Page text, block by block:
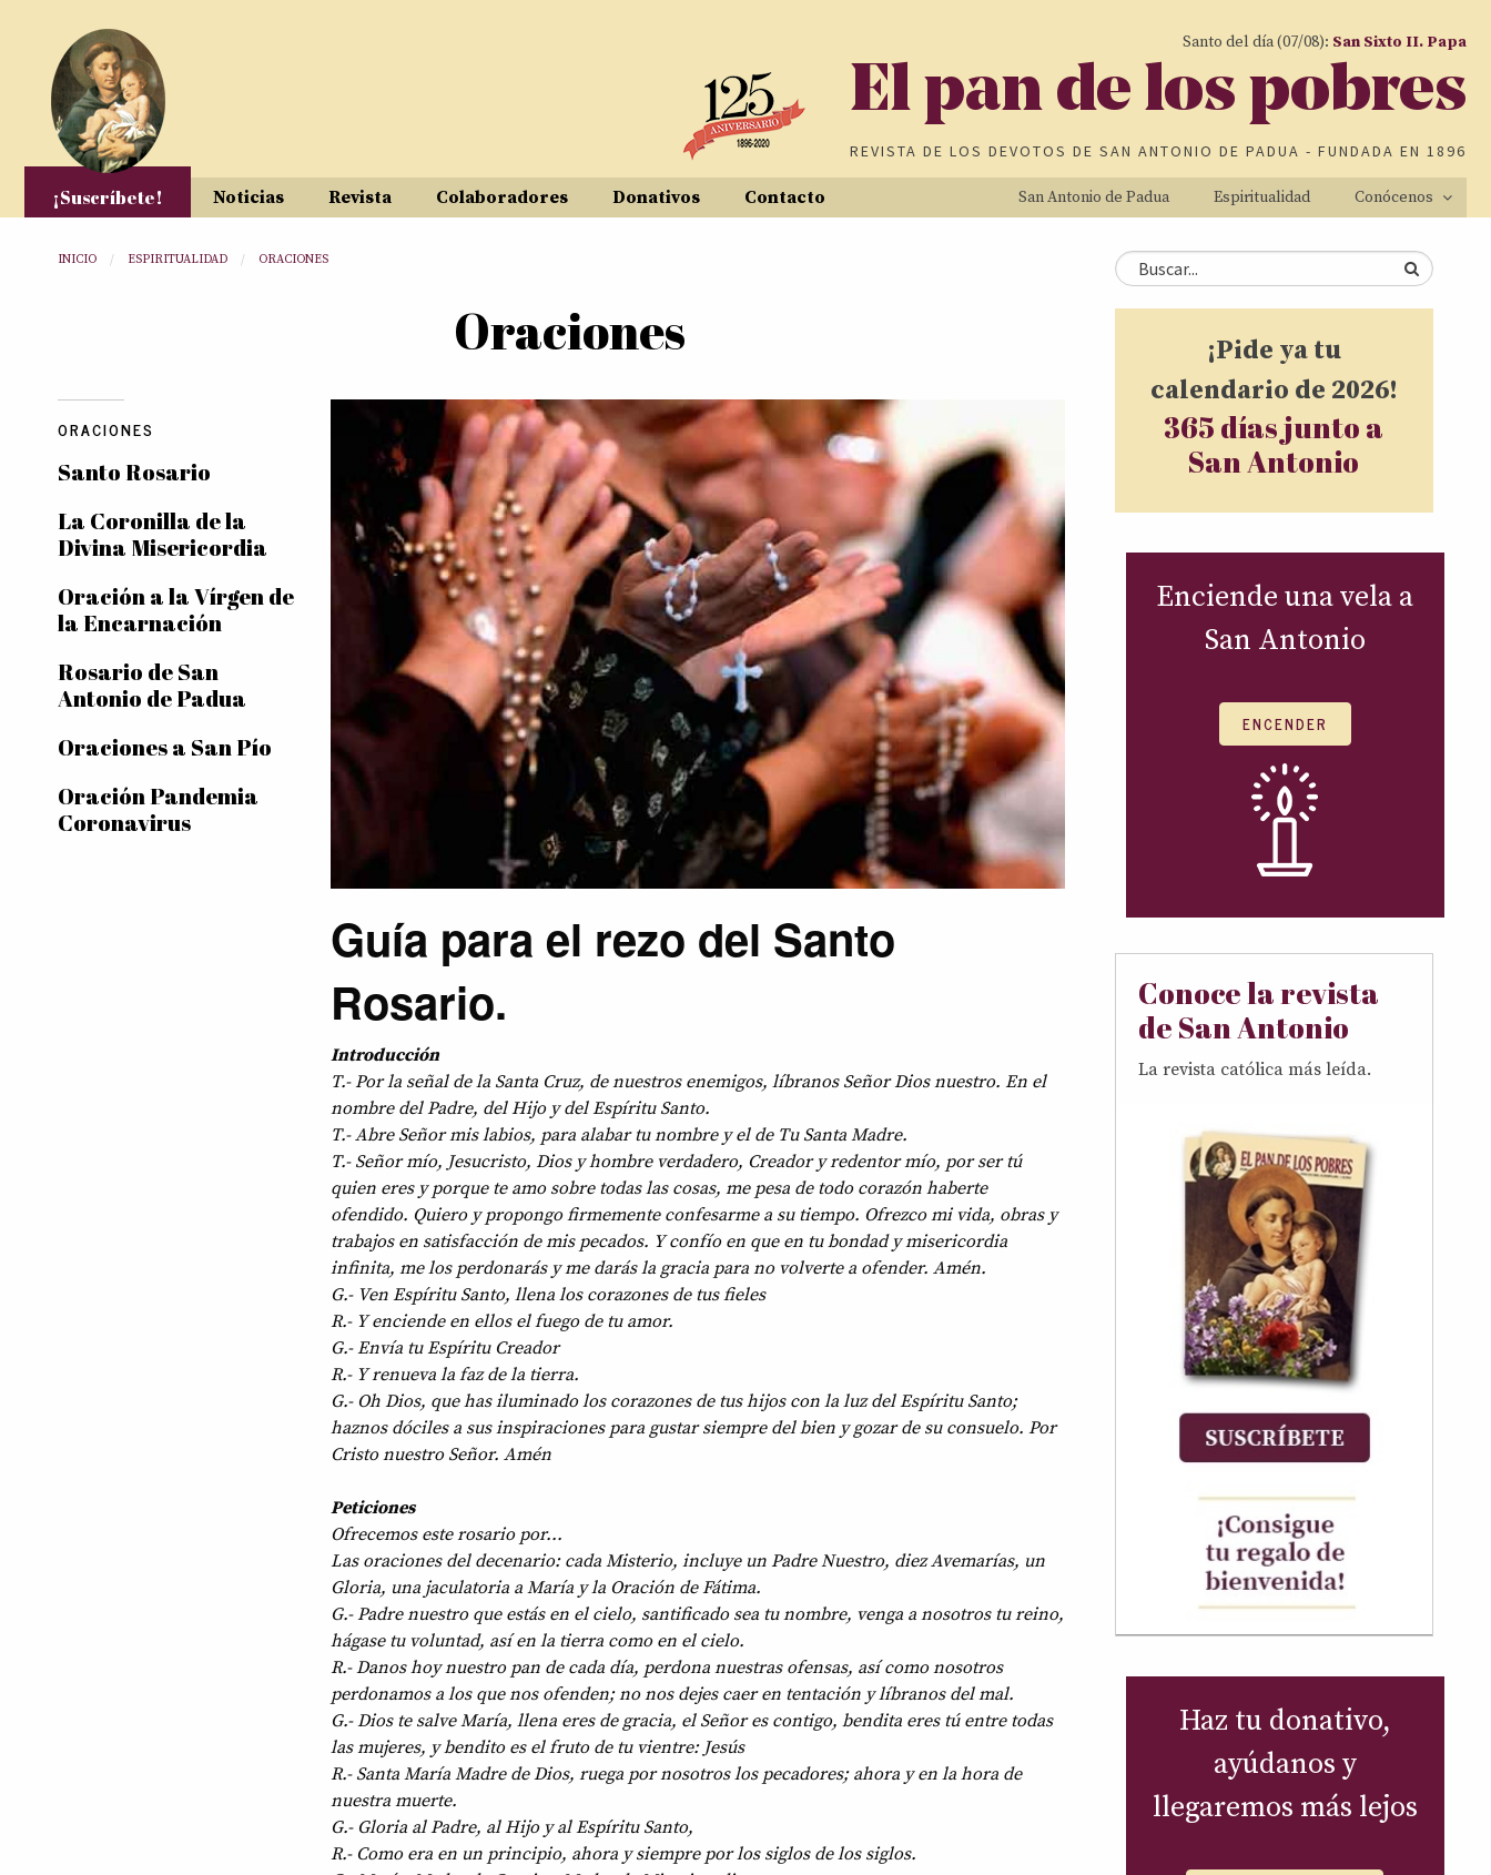
Santo del día (07/08): San Sixto II. Papa
El pan de los pobres
REVISTA DE LOS DEVOTOS DE SAN ANTONIO DE PADUA - FUNDADA EN 1896
¡Suscríbete! Noticias Revista Colaboradores Donativos Contacto San Antonio de Padua Espiritualidad Conócenos
Usted está aquí
INICIO ESPIRITUALIDAD ORACIONES
Oraciones
ORACIONES
Santo Rosario
La Coronilla de la
Divina Misericordia
Oración a la Vírgen de
la Encarnación
Rosario de San
Antonio de Padua
Oraciones a San Pío
Oración Pandemia
Coronavirus
Guía para el rezo del Santo
Rosario.
Introducción
T.- Por la señal de la Santa Cruz, de nuestros enemigos, líbranos Señor Dios nuestro. En el
nombre del Padre, del Hijo y del Espíritu Santo.
T.- Abre Señor mis labios, para alabar tu nombre y el de Tu Santa Madre.
T.- Señor mío, Jesucristo, Dios y hombre verdadero, Creador y redentor mío, por ser tú
quien eres y porque te amo sobre todas las cosas, me pesa de todo corazón haberte
ofendido. Quiero y propongo firmemente confesarme a su tiempo. Ofrezco mi vida, obras y
trabajos en satisfacción de mis pecados. Y confío en que en tu bondad y misericordia
infinita, me los perdonarás y me darás la gracia para no volverte a ofender. Amén.
G.- Ven Espíritu Santo, llena los corazones de tus fieles
R.- Y enciende en ellos el fuego de tu amor.
G.- Envía tu Espíritu Creador
R.- Y renueva la faz de la tierra.
G.- Oh Dios, que has iluminado los corazones de tus hijos con la luz del Espíritu Santo;
haznos dóciles a sus inspiraciones para gustar siempre del bien y gozar de su consuelo. Por
Cristo nuestro Señor. Amén
Peticiones
Ofrecemos este rosario por...
Las oraciones del decenario: cada Misterio, incluye un Padre Nuestro, diez Avemarías, un
Gloria, una jaculatoria a María y la Oración de Fátima.
G.- Padre nuestro que estás en el cielo, santificado sea tu nombre, venga a nosotros tu reino,
hágase tu voluntad, así en la tierra como en el cielo.
R.- Danos hoy nuestro pan de cada día, perdona nuestras ofensas, así como nosotros
perdonamos a los que nos ofenden; no nos dejes caer en tentación y líbranos del mal.
G.- Dios te salve María, llena eres de gracia, el Señor es contigo, bendita eres tú entre todas
las mujeres, y bendito es el fruto de tu vientre: Jesús
R.- Santa María Madre de Dios, ruega por nosotros los pecadores; ahora y en la hora de
nuestra muerte.
G.- Gloria al Padre, al Hijo y al Espíritu Santo,
R.- Como era en un principio, ahora y siempre por los siglos de los siglos.
Formulario de
búsqueda
Buscar
¡Pide ya tu
calendario de 2026!
365 días junto a
San Antonio
Enciende una vela a
San Antonio
ENCENDER
Conoce la revista
de San Antonio
La revista católica más leída.
Haz tu donativo,
ayúdanos y
llegaremos más lejos